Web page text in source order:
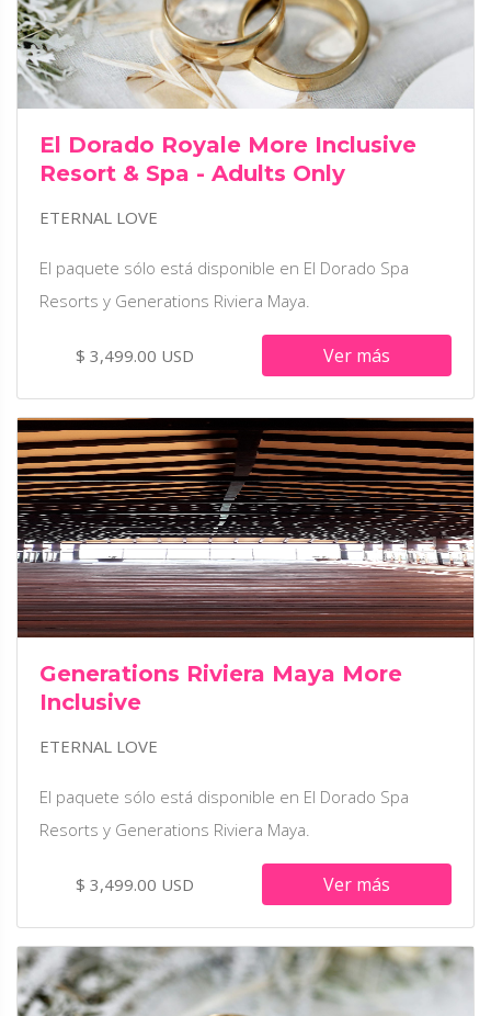
El Dorado Royale More Inclusive
Resort & Spa - Adults Only
ETERNAL LOVE
El paquete sólo está disponible en El Dorado Spa
Resorts y Generations Riviera Maya.
$ 3,499.00 USD Ver más
Generations Riviera Maya More
Inclusive
ETERNAL LOVE
El paquete sólo está disponible en El Dorado Spa
Resorts y Generations Riviera Maya.
$ 3,499.00 USD Ver más